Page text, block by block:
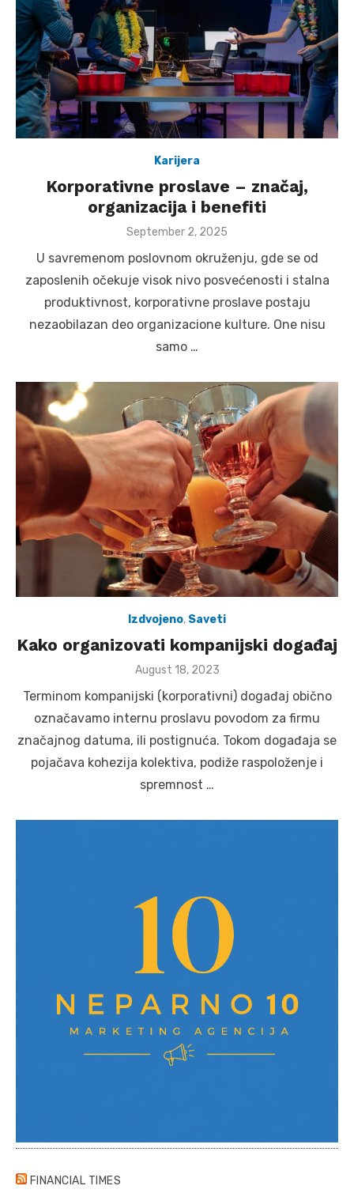
Karijera
Korporativne proslave – značaj,
organizacija i benefiti
Posted
September 2, 2025
U savremenom poslovnom okruženju, gde se od
zaposlenih očekuje visok nivo posvećenosti i stalna
produktivnost, korporativne proslave postaju
nezaobilazan deo organizacione kulture. One nisu
samo …
Izdvojeno, Saveti
Kako organizovati kompanijski događaj
Posted
August 18, 2023
Terminom kompanijski (korporativni) događaj obično
označavamo internu proslavu povodom za firmu
značajnog datuma, ili postignuća. Tokom događaja se
pojačava kohezija kolektiva, podiže raspoloženje i
spremnost …
FINANCIAL TIMES